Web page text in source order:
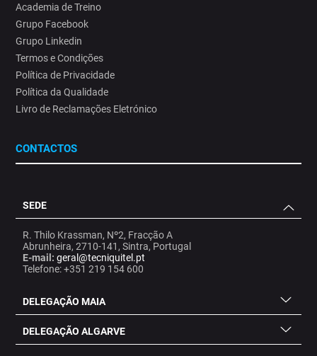
Academia de Treino
Grupo Facebook
Grupo Linkedin
Termos e Condições
Política de Privacidade
Política da Qualidade
Livro de Reclamações Eletrónico
CONTACTOS
SEDE
R. Thilo Krassman, Nº2, Fracção A
Abrunheira, 2710-141, Sintra, Portugal
E-mail: geral@tecniquitel.pt
Telefone: +351 219 154 600
DELEGAÇÃO MAIA
DELEGAÇÃO ALGARVE